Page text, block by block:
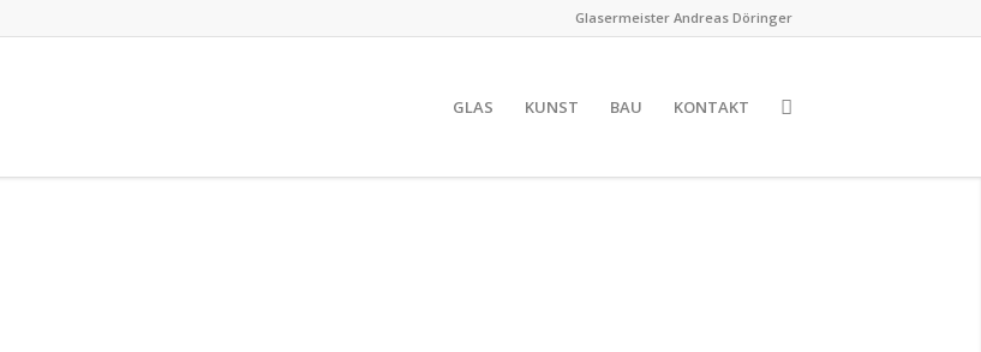
Glasermeister Andreas Döringer
GLAS KUNST BAU KONTAKT